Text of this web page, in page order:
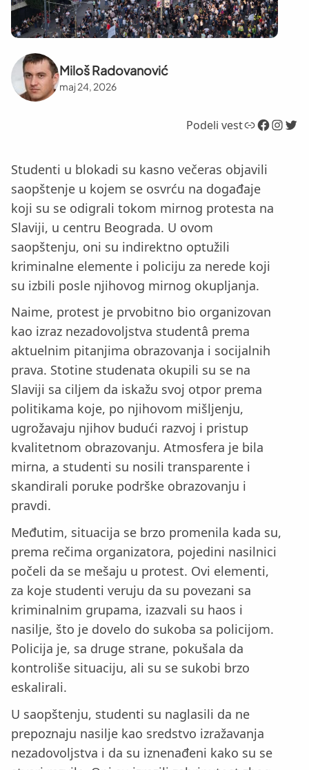
Miloš Radovanović
maj 24, 2026
Podeli vestLink Facebook InstagramTwitter
Studenti u blokadi su kasno večeras objavili
saopštenje u kojem se osvrću na događaje
koji su se odigrali tokom mirnog protesta na
Slaviji, u centru Beograda. U ovom
saopštenju, oni su indirektno optužili
kriminalne elemente i policiju za nerede koji
su izbili posle njihovog mirnog okupljanja.
Naime, protest je prvobitno bio organizovan
kao izraz nezadovoljstva studentâ prema
aktuelnim pitanjima obrazovanja i socijalnih
prava. Stotine studenata okupili su se na
Slaviji sa ciljem da iskažu svoj otpor prema
politikama koje, po njihovom mišljenju,
ugrožavaju njihov budući razvoj i pristup
kvalitetnom obrazovanju. Atmosfera je bila
mirna, a studenti su nosili transparente i
skandirali poruke podrške obrazovanju i
pravdi.
Međutim, situacija se brzo promenila kada su,
prema rečima organizatora, pojedini nasilnici
počeli da se mešaju u protest. Ovi elementi,
za koje studenti veruju da su povezani sa
kriminalnim grupama, izazvali su haos i
nasilje, što je dovelo do sukoba sa policijom.
Policija je, sa druge strane, pokušala da
kontroliše situaciju, ali su se sukobi brzo
eskalirali.
U saopštenju, studenti su naglasili da ne
prepoznaju nasilje kao sredstvo izražavanja
nezadovoljstva i da su iznenađeni kako su se